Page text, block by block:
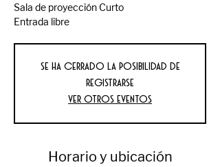
Sala de proyección Curto
Entrada libre
Se ha cerrado la posibilidad de
registrarse
Ver otros eventos
Horario y ubicación